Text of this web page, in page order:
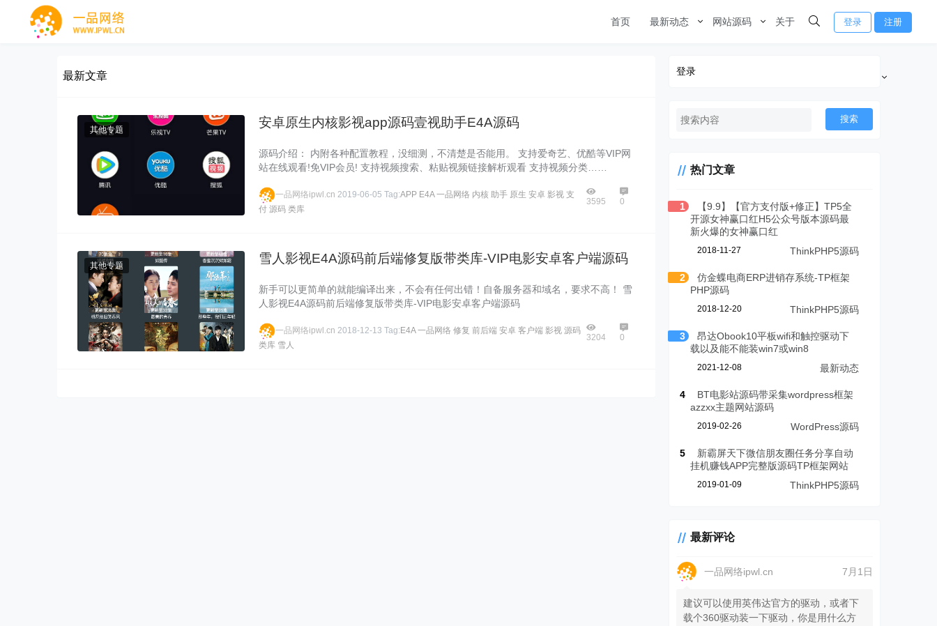
首页 最新动态 网站源码 关于 登录 注册
最新文章
其他专题 安卓原生内核影视app源码壹视助手E4A源码
源码介绍： 内附各种配置教程，没细测，不清楚是否能用。 支持爱奇艺、优酷等VIP网
站在线观看!免VIP会员! 支持视频搜索、粘贴视频链接解析观看 支持视频分类……
一品网络ipwl.cn2019-06-05 Tag:APP E4A 一品网络 内核 助手 原生 安卓 影视 支
付 源码 类库
3595 0
其他专题 雪人影视E4A源码前后端修复版带类库-VIP电影安卓客户端源码
新手可以更简单的就能编译出来，不会有任何出错！自备服务器和域名，要求不高！ 雪
人影视E4A源码前后端修复版带类库-VIP电影安卓客户端源码
一品网络ipwl.cn2018-12-13 Tag: E4A 一品网络 修复 前后端 安卓 客户端 影视 源码
类库 雪人
3204 0
登录
搜索
热门文章
1
【9.9】【官方支付版+修正】TP5全
开源女神赢口红H5公众号版本源码最
新火爆的女神赢口红
2018-11-27 ThinkPHP5源码
2
仿金蝶电商ERP进销存系统-TP框架
PHP源码
2018-12-20 ThinkPHP5源码
3
昂达Obook10平板wifi和触控驱动下
载以及能不能装win7或win8
2021-12-08 最新动态
4
BT电影站源码带采集wordpress框架
azzxx主题网站源码
2019-02-26 WordPress源码
5
新霸屏天下微信朋友圈任务分享自动
挂机赚钱APP完整版源码TP框架网站
2019-01-09 ThinkPHP5源码
最新评论
一品网络ipwl.cn 7月1日
建议可以使用英伟达官方的驱动，或者下
载个360驱动装一下驱动，你是用什么方